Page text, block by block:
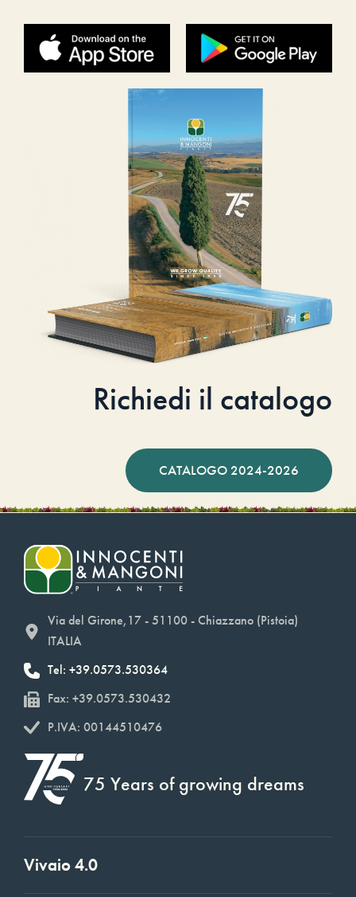
Richiedi il catalogo
CATALOGO 2024-2026
Via del Girone,17 - 51100 - Chiazzano (Pistoia)
ITALIA
Tel: +39.0573.530364
Fax: +39.0573.530432
P.IVA: 00144510476
75 Years of growing dreams
Vivaio 4.0